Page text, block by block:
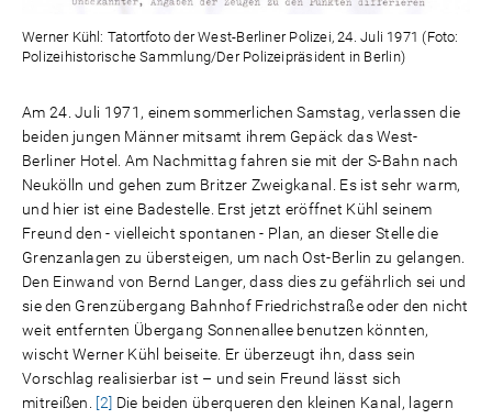
Werner Kühl: Tatortfoto der West-Berliner Polizei, 24. Juli 1971 (Foto:
Polizeihistorische Sammlung/Der Polizeipräsident in Berlin)
Am 24. Juli 1971, einem sommerlichen Samstag, verlassen die
beiden jungen Männer mitsamt ihrem Gepäck das West-
Berliner Hotel. Am Nachmittag fahren sie mit der S-Bahn nach
Neukölln und gehen zum Britzer Zweigkanal. Es ist sehr warm,
und hier ist eine Badestelle. Erst jetzt eröffnet Kühl seinem
Freund den - vielleicht spontanen - Plan, an dieser Stelle die
Grenzanlagen zu übersteigen, um nach Ost-Berlin zu gelangen.
Den Einwand von Bernd Langer, dass dies zu gefährlich sei und
sie den Grenzübergang Bahnhof Friedrichstraße oder den nicht
weit entfernten Übergang Sonnenallee benutzen könnten,
wischt Werner Kühl beiseite. Er überzeugt ihn, dass sein
Vorschlag realisierbar ist – und sein Freund lässt sich
mitreißen. [2] Die beiden überqueren den kleinen Kanal, lagern